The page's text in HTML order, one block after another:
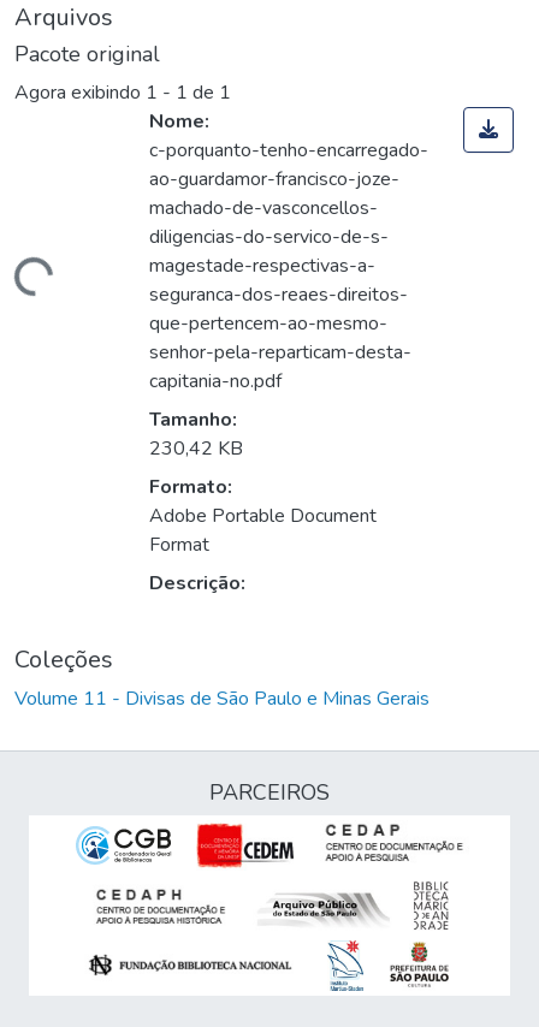
Arquivos
Pacote original
Agora exibindo 1 - 1 de 1
Nome:
c-porquanto-tenho-encarregado-
ao-guardamor-francisco-joze-
machado-de-vasconcellos-
diligencias-do-servico-de-s-
magestade-respectivas-a-
seguranca-dos-reaes-direitos-
que-pertencem-ao-mesmo-
senhor-pela-reparticam-desta-
capitania-no.pdf
Tamanho:
230,42 KB
Formato:
Adobe Portable Document
Format
Descrição:
Coleções
Volume 11 - Divisas de São Paulo e Minas Gerais
PARCEIROS